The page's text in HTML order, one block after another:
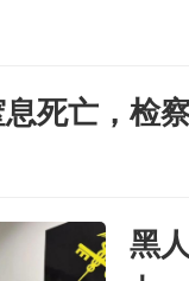
死亡，检
黑